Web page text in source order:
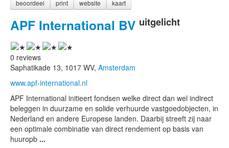
beoordeel print website kaart
APF International BV uitgelicht
0 reviews
Saphatikade 13, 1017 WV, Amsterdam
www.apf-international.nl
APF International initieert fondsen welke direct dan wel indirect
beleggen in duurzame en solide verhuurde vastgoedobjecten, in
Nederland en andere Europese landen. Daarbij streeft zij naar
een optimale combinatie van direct rendement op basis van
huuropb ...